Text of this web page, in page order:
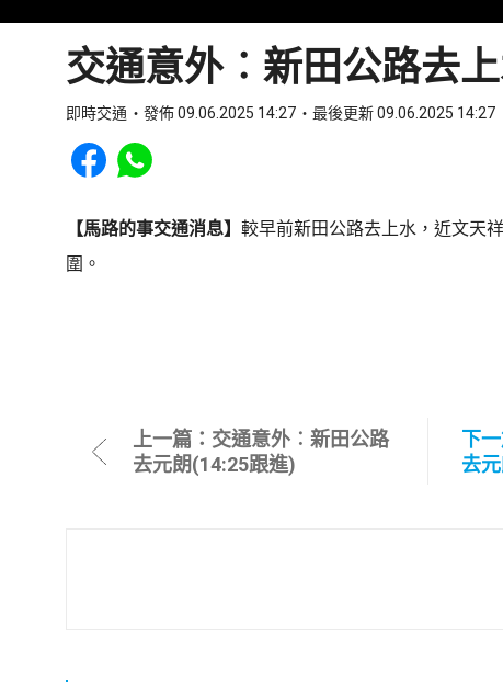
交通意外︰新田公路去
即時交通 發佈 09.06.2025 14:27 最後更新 09.06.2025 14:27
Share to Facebook
Share to WhatsApp
【馬路的事交通消息】 較早前新田公路去上水，近文天
圍。
上一篇：交通意外︰新田公路
去元朗(14:25跟進)
下
去